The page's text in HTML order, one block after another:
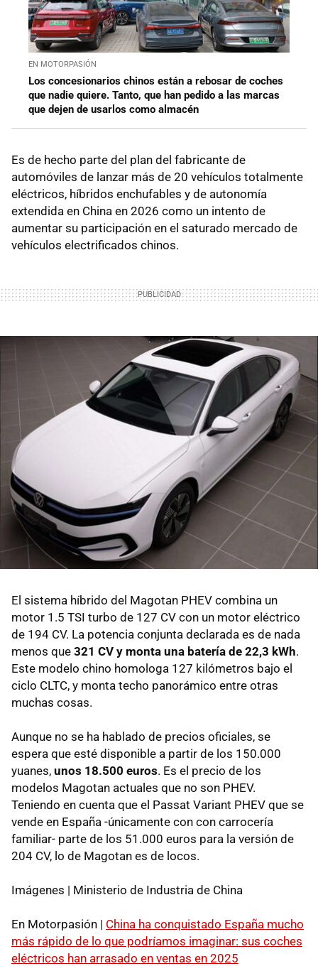
EN MOTORPASIÓN
Los concesionarios chinos están a rebosar de coches
que nadie quiere. Tanto, que han pedido a las marcas
que dejen de usarlos como almacén
Es de hecho parte del plan del fabricante de
automóviles de lanzar más de 20 vehículos totalmente
eléctricos, híbridos enchufables y de autonomía
extendida en China en 2026 como un intento de
aumentar su participación en el saturado mercado de
vehículos electrificados chinos.
El sistema híbrido del Magotan PHEV combina un
motor 1.5 TSI turbo de 127 CV con un motor eléctrico
de 194 CV. La potencia conjunta declarada es de nada
menos que 321 CV y monta una batería de 22,3 kWh.
Este modelo chino homologa 127 kilómetros bajo el
ciclo CLTC, y monta techo panorámico entre otras
muchas cosas.
Aunque no se ha hablado de precios oficiales, se
espera que esté disponible a partir de los 150.000
yuanes, unos 18.500 euros. Es el precio de los
modelos Magotan actuales que no son PHEV.
Teniendo en cuenta que el Passat Variant PHEV que se
vende en España -únicamente con con carrocería
familiar- parte de los 51.000 euros para la versión de
204 CV, lo de Magotan es de locos.
Imágenes | Ministerio de Industria de China
En Motorpasión | China ha conquistado España mucho
más rápido de lo que podríamos imaginar: sus coches
eléctricos han arrasado en ventas en 2025